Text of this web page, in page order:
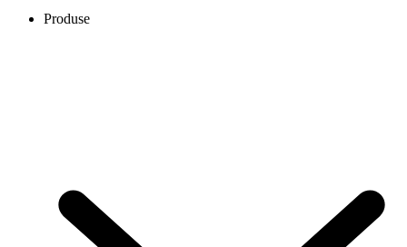
Produse